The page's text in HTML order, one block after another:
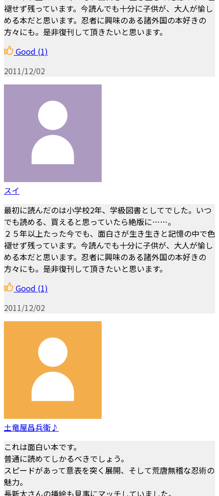
褪せず残っています。今読んでも十分に子供が、大人が愉し
める本だと思います。忍者に興味のある諸外国の本好きの
方々にも。是非復刊して頂きたいと思います。
Good (1)
2011/12/02
スイ
最初に読んだのは小学校2年、学級図書としてでした。いつ
でも読める、買えると思っていたら絶版に……。
２５年以上たった今でも、面白さが生き生きと記憶の中で色
褪せず残っています。今読んでも十分に子供が、大人が愉し
める本だと思います。忍者に興味のある諸外国の本好きの
方々にも。是非復刊して頂きたいと思います。
Good (1)
2011/12/02
土竜屋昌兵衛♪
これは面白い本です。
普通に読めてしかるべきでしょう。
スピードがあって意表を突く展開、そして荒唐無稽な忍術の
魅力。
長新太さんの挿絵も見事にマッチしていました。